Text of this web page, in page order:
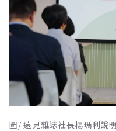
圖/ 遠見雜誌社長楊瑪利說